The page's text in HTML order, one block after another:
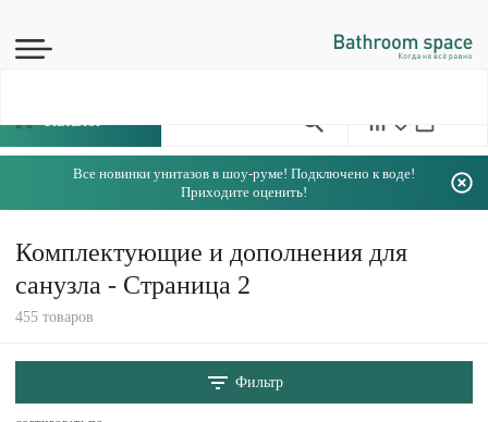
Все новинки унитазов в шоу-руме! Подключено к воде!
Приходите оценить!
Комплектующие и дополнения для
санузла - Страница 2
455 товаров
Фильтр